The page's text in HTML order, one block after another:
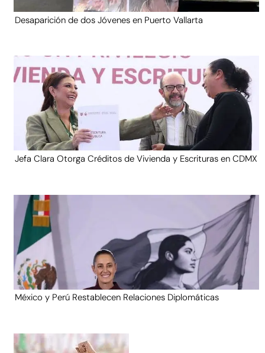
Desaparición de dos Jóvenes en Puerto Vallarta
Jefa Clara Otorga Créditos de Vivienda y Escrituras en CDMX
México y Perú Restablecen Relaciones Diplomáticas